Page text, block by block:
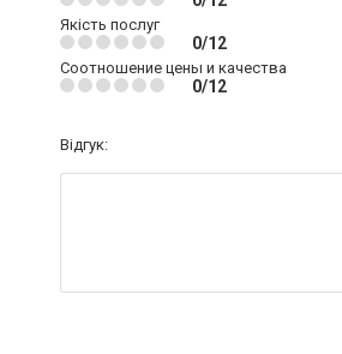
Якість послуг
0/12
Соотношение цены и качества
0/12
Відгук: